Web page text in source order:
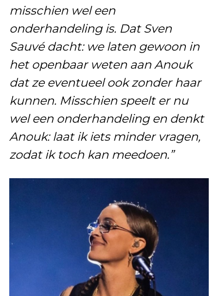
misschien wel een
onderhandeling is. Dat Sven
Sauvé dacht: we laten gewoon in
het openbaar weten aan Anouk
dat ze eventueel ook zonder haar
kunnen. Misschien speelt er nu
wel een onderhandeling en denkt
Anouk: laat ik iets minder vragen,
zodat ik toch kan meedoen.”